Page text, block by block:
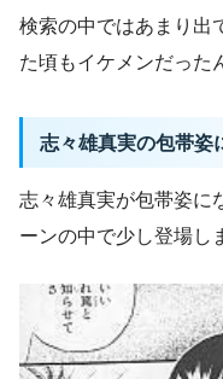
検索の中ではあまり出
た頃もイケメンだった
志々雄真実の包帯姿
志々雄真実が包帯姿に
ーンの中で少し登場し